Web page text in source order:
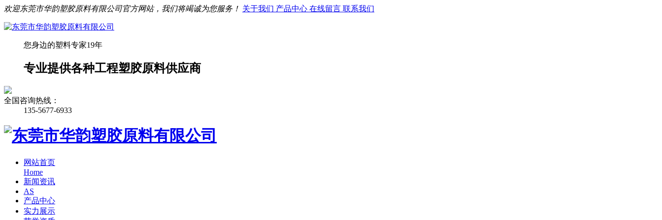
欢迎东莞市华韵塑胶原料有限公司官方网站，我们将竭诚为您服务！ 关于我们 产品中心 在线留言 联系我们
您身边的塑料专家19年
专业提供各种工程塑胶原料供应商
全国咨询热线：
135-5677-6933
网站首页
Home
新闻资讯
AS
产品中心
实力展示